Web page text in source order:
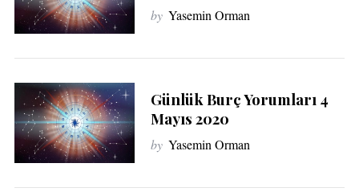
by Yasemin Orman
Günlük Burç Yorumları 4
Mayıs 2020
by Yasemin Orman